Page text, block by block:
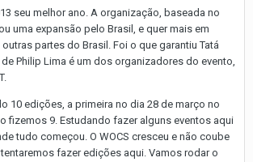
seu melhor ano. A organização, baseada no
uma expansão pelo Brasil, e quer mais em
partes do Brasil. Foi o que garantiu Tatá
Philip Lima é um dos organizadores do evento,
10 edições, a primeira no dia 28 de março no
fizemos 9. Estudando fazer alguns eventos aqui
tudo começou. O WOCS cresceu e não coube
fazer edições aqui. Vamos rodar o